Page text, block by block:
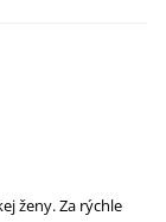
ženy. Za rýchle